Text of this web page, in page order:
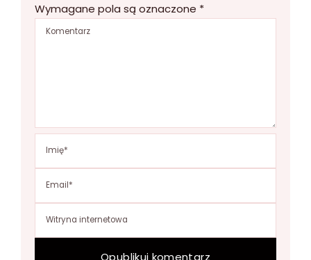
Wymagane pola są oznaczone *